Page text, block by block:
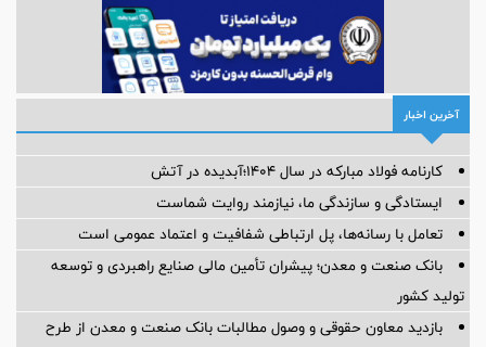
آخرین اخبار
کارنامه فولاد مبارکه در سال ۱۴۰۴؛آبدیده در آتش
ایستادگی و سازندگی ما، نیازمند روایت شماست
تعامل با رسانه‌ها، پل ارتباطی شفافیت و اعتماد عمومی است
بانک صنعت و معدن؛ پیشران تأمین مالی صنایع راهبردی و توسعه
تولید کشور
بازدید معاون حقوقی و وصول مطالبات بانک صنعت و معدن از طرح